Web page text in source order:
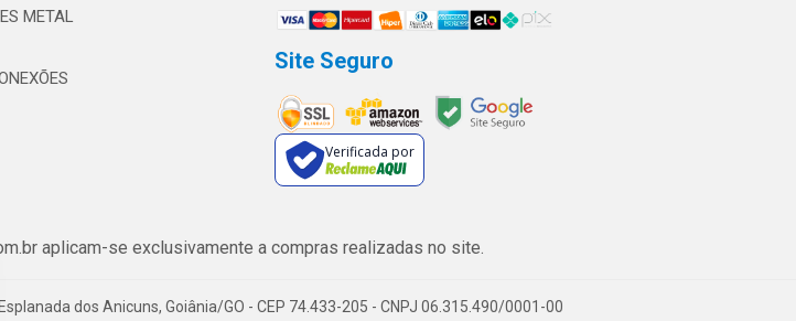
METAL
Site Seguro
Verificada por
aplicam-se exclusivamente a compras realizadas no site.
dos Anicuns, Goiânia/GO - CEP 74.433-205 - CNPJ 06.315.490/0001-00